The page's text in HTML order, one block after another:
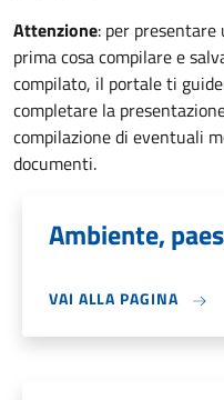
Attenzione: per
prima cosa compilare e
compilato, il portale ti
completare la
compilazione di eventuali
documenti.
Ambiente,
VAI ALLA PAGINA